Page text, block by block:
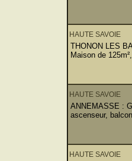
HAUTE SAVOIE
THONON LES
Maison de
HAUTE SAVOIE
ANNEMASSE :
ascenseur,
HAUTE SAVOIE